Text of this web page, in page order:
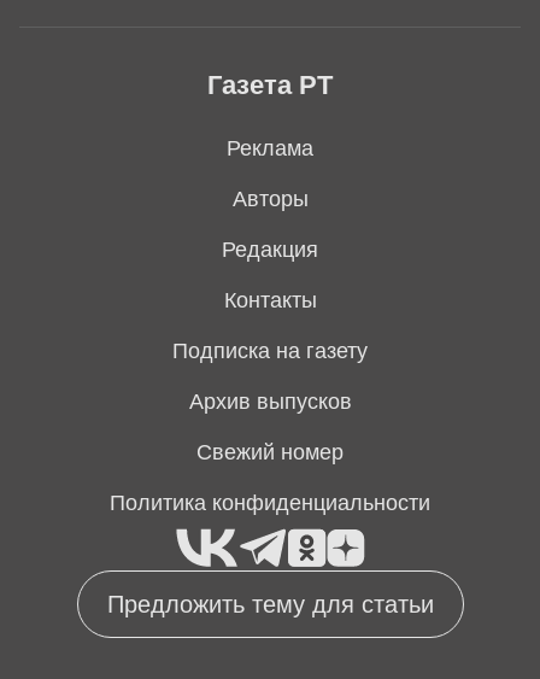
Предложить тему для статьи
Газета РТ
Реклама
Авторы
Редакция
Контакты
Подписка на газету
Архив выпусков
Свежий номер
Политика конфиденциальности